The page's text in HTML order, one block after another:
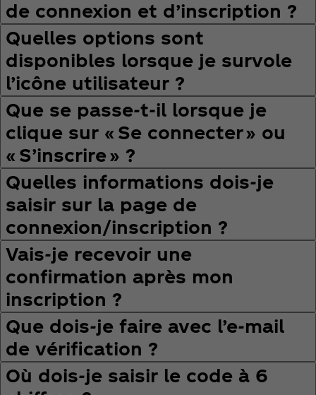
de connexion et d’inscription ?
Quelles options sont
disponibles lorsque je survole
l’icône utilisateur ?
Que se passe‑t‑il lorsque je
clique sur « Se connecter » ou
« S’inscrire » ?
Quelles informations dois‑je
saisir sur la page de
connexion/inscription ?
Vais‑je recevoir une
confirmation après mon
inscription ?
Que dois‑je faire avec l’e‑mail
de vérification ?
Où dois‑je saisir le code à 6